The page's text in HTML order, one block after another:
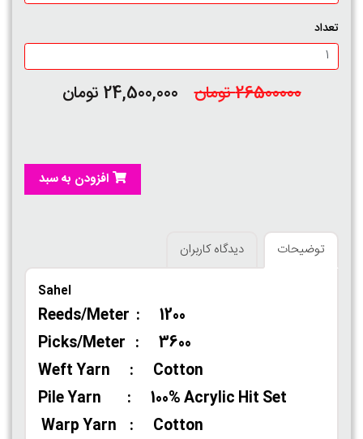
تعداد
26500000 تومان 24,500,000 تومان
افزودن به سبد
توضیحات دیدگاه کاربران
Sahel
Reeds/Meter : 1200
Picks/Meter : 3600
Weft Yarn : Cotton
Pile Yarn : 100% Acrylic Hit Set
Warp Yarn : Cotton